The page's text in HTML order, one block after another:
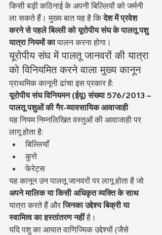
किसी बड़ी कठिनाई के अपनी बिल्लियों को जर्मनी
ला सकते हैं। मुख्य बात यह है कि देश में प्रवेश
करने से पहले बिल्ली को यूरोपीय संघ के पालतू पशु
यात्रा नियमों का पालन करना होगा।
यूरोपीय संघ में पालतू जानवरों की यात्रा
को विनियमित करने वाला मुख्य कानून
प्राथमिक कानूनी ढांचा इस प्रकार है:
यूरोपीय संघ विनियमन (ईयू) संख्या 576/2013 –
पालतू पशुओं की गैर-व्यावसायिक आवाजाही
यह नियम निम्नलिखित वस्तुओं की आवाजाही पर
लागू होता है:
बिल्लियाँ
कुत्ते
फेरेट्स
यह कानून उन पालतू जानवरों पर लागू होता है जो
अपने मालिक या किसी अधिकृत व्यक्ति के साथ
यात्रा करते हैं और जिनका उद्देश्य बिक्री या
स्वामित्व का हस्तांतरण नहीं है।
यदि पशु का आयात वाणिज्यिक उद्देश्यों (जैसे